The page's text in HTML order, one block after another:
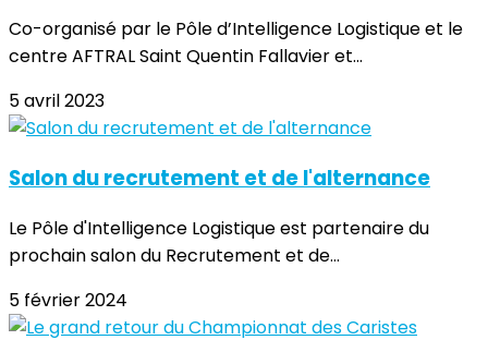
Co-organisé par le Pôle d’Intelligence Logistique et le
centre AFTRAL Saint Quentin Fallavier et...
5 avril 2023
Salon du recrutement et de l'alternance
Le Pôle d'Intelligence Logistique est partenaire du
prochain salon du Recrutement et de...
5 février 2024